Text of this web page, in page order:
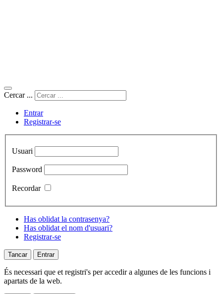
Cercar ...
Entrar
Registrar-se
Usuari
Password
Recordar
Has oblidat la contrasenya?
Has oblidat el nom d'usuari?
Registrar-se
Tancar Entrar
És necessari que et registri's per accedir a algunes de les funcions i
apartats de la web.